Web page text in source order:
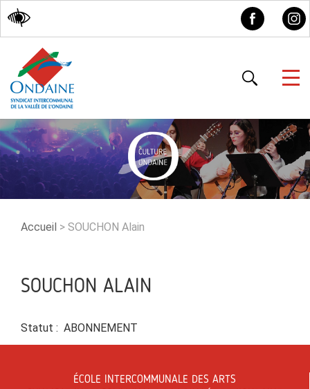
Accessibilité
Accueil > SOUCHON Alain
SOUCHON ALAIN
Statut : ABONNEMENT
ÉCOLE INTERCOMMUNALE DES ARTS